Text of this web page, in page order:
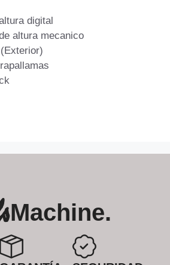
digital
altura mecanico
Machine.